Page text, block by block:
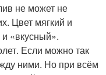
не может не
Цвет мягкий и
«вкусный».
Если можно так
ними. Но при всём